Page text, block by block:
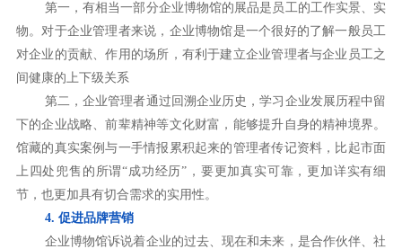
第一，有相当一部分企业博物馆的展品是员工的工作实景、实
物。对于企业管理者来说，企业博物馆是一个很好的了解一般员工
对企业的贡献、作用的场所，有利于建立企业管理者与企业员工之
间健康的上下级关系
第二，企业管理者通过回溯企业历史，学习企业发展历程中留
下的企业战略、前辈精神等文化财富，能够提升自身的精神境界。
馆藏的真实案例与一手情报累积起来的管理者传记资料，比起市面
上四处兜售的所谓“成功经历”，要更加真实可靠，更加详实有细
节，也更加具有切合需求的实用性。
4. 促进品牌营销
企业博物馆诉说着企业的过去、现在和未来，是合作伙伴、社